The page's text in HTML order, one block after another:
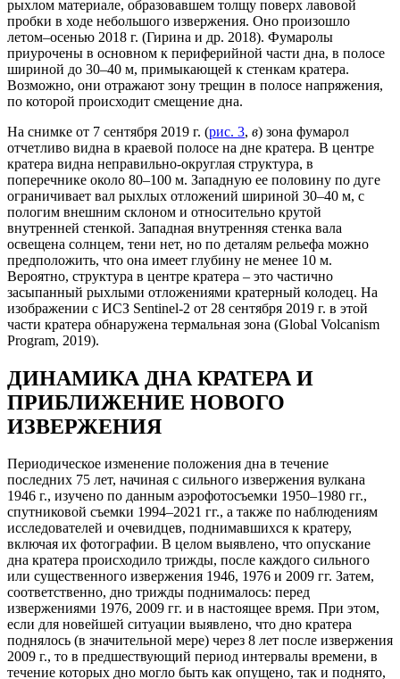
рыхлом материале, образовавшем толщу поверх лавовой
пробки в ходе небольшого извержения. Оно произошло
летом–осенью 2018 г. (Гирина и др. 2018). Фумаролы
приурочены в основном к периферийной части дна, в полосе
шириной до 30–40 м, примыкающей к стенкам кратера.
Возможно, они отражают зону трещин в полосе напряжения,
по которой происходит смещение дна.
На снимке от 7 сентября 2019 г. (рис. 3, в) зона фумарол
отчетливо видна в краевой полосе на дне кратера. В центре
кратера видна неправильно-округлая структура, в
поперечнике около 80–100 м. Западную ее половину по дуге
ограничивает вал рыхлых отложений шириной 30–40 м, с
пологим внешним склоном и относительно крутой
внутренней стенкой. Западная внутренняя стенка вала
освещена солнцем, тени нет, но по деталям рельефа можно
предположить, что она имеет глубину не менее 10 м.
Вероятно, структура в центре кратера – это частично
засыпанный рыхлыми отложениями кратерный колодец. На
изображении с ИСЗ Sentinel-2 от 28 сентября 2019 г. в этой
части кратера обнаружена термальная зона (Global Volcanism
Program, 2019).
ДИНАМИКА ДНА КРАТЕРА И
ПРИБЛИЖЕНИЕ НОВОГО
ИЗВЕРЖЕНИЯ
Периодическое изменение положения дна в течение
последних 75 лет, начиная с сильного извержения вулкана
1946 г., изучено по данным аэрофотосъемки 1950–1980 гг.,
спутниковой съемки 1994–2021 гг., а также по наблюдениям
исследователей и очевидцев, поднимавшихся к кратеру,
включая их фотографии. В целом выявлено, что опускание
дна кратера происходило трижды, после каждого сильного
или существенного извержения 1946, 1976 и 2009 гг. Затем,
соответственно, дно трижды поднималось: перед
извержениями 1976, 2009 гг. и в настоящее время. При этом,
если для новейшей ситуации выявлено, что дно кратера
поднялось (в значительной мере) через 8 лет после извержения
2009 г., то в предшествующий период интервалы времени, в
течение которых дно могло быть как опущено, так и поднято,